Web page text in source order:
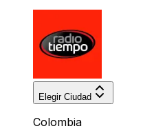
Elegir Ciudad
Colombia